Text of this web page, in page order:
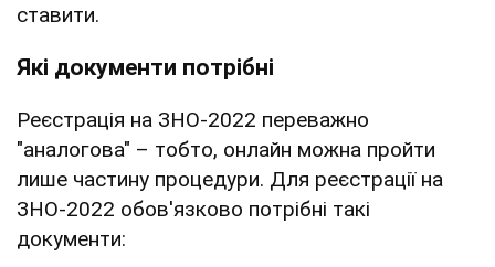
ставити.
Які документи потрібні
Реєстрація на ЗНО-2022 переважно
"аналогова" – тобто, онлайн можна пройти
лише частину процедури. Для реєстрації на
ЗНО-2022 обов'язково потрібні такі
документи: